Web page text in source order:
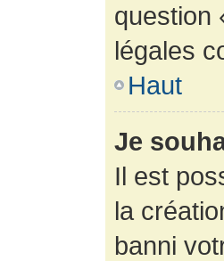
question
légales
Haut
Je
Il est
la
banni